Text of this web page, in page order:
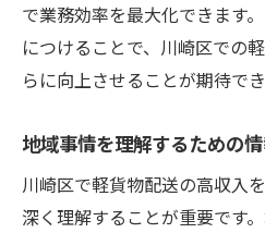
で業務効率を最大化できます
につけることで、川崎区での
らに向上させることが期待でき
地域事情を理解するための
川崎区で軽貨物配送の高収入
深く理解することが重要です